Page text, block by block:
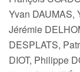
Yvan DAUMAS,
Jérémie
DESPLATS,
DIOT, Philippe